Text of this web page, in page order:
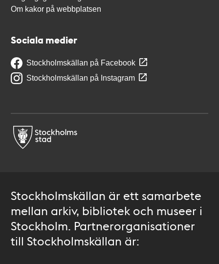
Om kakor på webbplatsen
Sociala medier
Stockholmskällan på Facebook
Stockholmskällan på Instagram
Stockholmskällan är ett samarbete
mellan arkiv, bibliotek och museer i
Stockholm. Partnerorganisationer
till Stockholmskällan är: